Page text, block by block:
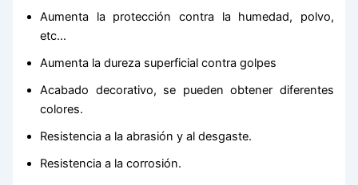
Aumenta la protección contra la humedad, polvo,
etc…
Aumenta la dureza superficial contra golpes
Acabado decorativo, se pueden obtener diferentes
colores.
Resistencia a la abrasión y al desgaste.
Resistencia a la corrosión.